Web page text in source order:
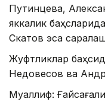
Путинцева,
яккалик
Скатов эса
Жуфтликлар
Недовесов ва
Муаллиф: